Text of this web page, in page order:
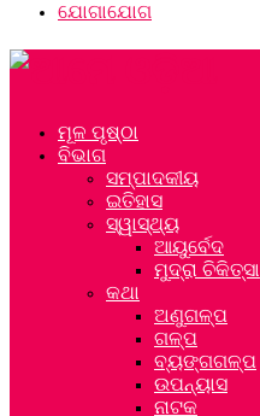
ଯୋଗାଯୋଗ
ମୂଳ ପୃଷ୍ଠା
ବିଭାଗ
ସମ୍ପାଦକୀୟ
ଇତିହାସ
ସ୍ୱାସ୍ଥ୍ୟ
ଆୟୁର୍ବେଦ
ମୁଦ୍ରା ଚିକିତ୍ସା
କଥା
ଅଣୁଗଳ୍ପ
ଗଳ୍ପ
ବ୍ୟଙ୍ଗଗଳ୍ପ
ଉପନ୍ୟାସ
ନାଟକ